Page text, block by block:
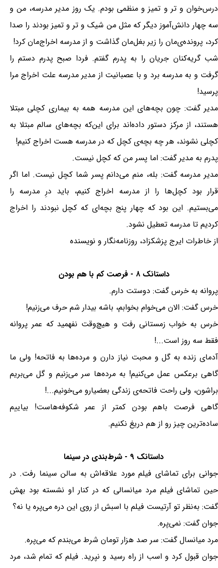
درس‌خوان و تر و تمیز و منظمی بودم. یک روز مدیر مدرسه، من و
سه چهار دانش‌آموز دیگر که مثل من شیک و تر و تمیز بودند را صدا
کرد، پرونده‌ی‌مان را زیر بغل‌مان گذاشت و از مدرسه اخراج‌مان کرد!
شب گریه‌کنان جریان را به پدرم گفتم. فردا صبح پدرم دستم را
گرفت و به مدرسه برد و با عصبانیت از مدیر مدرسه علت اخراج مرا
پرسید!
مدیر گفت: چون بچه‌های این مدرسه همه به بیماری کچلی مبتلا
هستند، از مرکز دستور داده‌اند برای این‌که بچه‌های سالم مبتلا به
کچلی نشوند، هر چه بچه‌ی کچل که در مدرسه هست اخراج کنیم!
پدرم به مدیر گفت: اما پسر من که کچل نیست.
مدیر مدرسه گفت: بله، منم می‌دانم پسر شما کچل نیست. اما اگر
قرار بود کچل‌ها را از مدرسه اخراج کنیم، باید درِ مدرسه را
می‌بستیم. این بود که چهار پنج بچه‌ای که کچل نبودند را اخراج
کردیم تا مدرسه تعطیل نشود.
از خاطرات ایرج پزشکزاد، روزنامه‌نگار و نویسنده
داستانک ۸ - فرصت کم با هم بودن
پروانه به خرس گفت: دوستت دارم.
خرس گفت: الان می‌خوام بخوابم، باشه بیدار شم حرف می‌زنیم!
خرس به خواب زمستانی رفت و هیچ‌وقت نفهمید که عمر پروانه
فقط سه روز است...!
آدمای زنده به گل و محبت نیاز دارن و مرده‌ها به فاتحه! ولی ما
گاهی برعکس عمل می‌کنیم! به مرده‌ها سر می‌زنیم و گل می‌بریم
براشون، ولی راحت فاتحه‌ی زندگی بعضیارو می‌خونیم...!
گاهی فرصت باهم بودن کمتر از عمر شکوفه‌هاست! بیاییم
ساده‌ترین چیز رو از هم دریغ نکنیم.
داستانک ۹ - شرط‌بندی در سینما
جوانی برای تماشای فیلم مورد علاقه‌اش به سالن سینما رفت. در
حین تماشای فیلم مرد میانسالی که در کنار او نشسته بود بهش
گفت: به‌نظر تو آرتیست فیلم با اسبش از روی این دره می‌پره یا نه؟
جوان گفت: نمی‌پره.
مرد میانسال گفت: سر صد هزار تومان شرط می‌بندم که می‌پره.
جوان قبول کرد و اسب از راه رسید و نپرید. فیلم که تمام شد، مرد